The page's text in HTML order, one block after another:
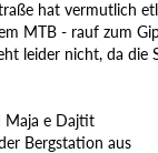
hat vermutlich
MTB - rauf zum
leider nicht, da die
Maja e Dajtit
Bergstation aus